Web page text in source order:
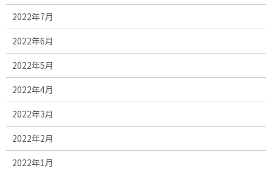
2022年7月
2022年6月
2022年5月
2022年4月
2022年3月
2022年2月
2022年1月